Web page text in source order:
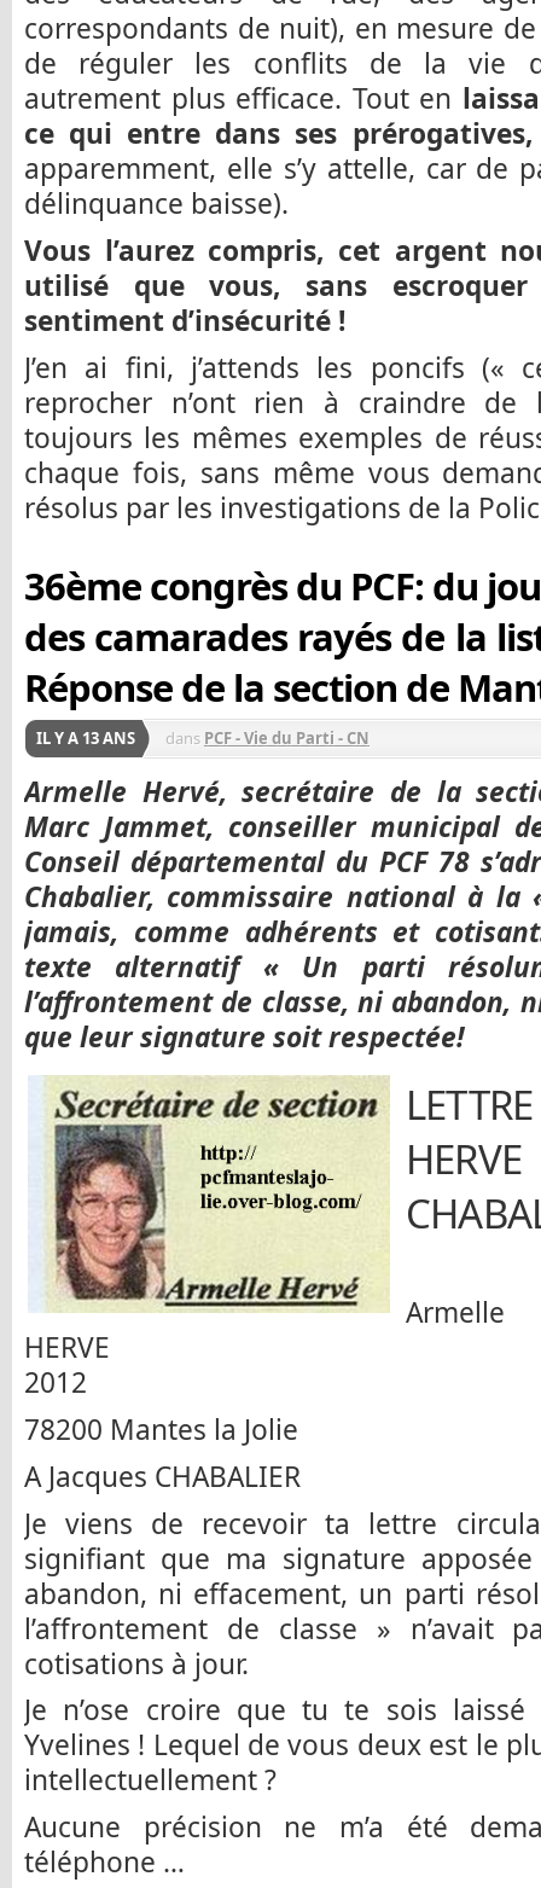
correspondants de nuit), en mesure
de réguler les conflits de la vie
autrement plus efficace. Tout en
ce qui entre dans ses
apparemment, elle s’y attelle, car de
délinquance baisse).
Vous l’aurez compris, cet argent
utilisé que vous, sans
sentiment d’insécurité !
J’en ai fini, j’attends les poncifs («
reprocher n’ont rien à craindre de
toujours les mêmes exemples de
chaque fois, sans même vous
résolus par les investigations de la
36ème congrès du PCF: du
des camarades rayés de la
Réponse de la section de
IL Y A 13 ANS dans PCF - Vie du Parti - CN
Armelle Hervé, secrétaire de la
Marc Jammet, conseiller municipal
Conseil départemental du PCF 78
Chabalier, commissaire national à la
jamais, comme adhérents et
texte alternatif « Un parti
l’affrontement de classe, ni abandon,
que leur signature soit respectée!
Armelle
HERVE Le 30
2012
78200 Mantes la Jolie
A Jacques CHABALIER
Je viens de recevoir ta lettre
signifiant que ma signature
abandon, ni effacement, un parti
l’affrontement de classe » n’avait
cotisations à jour.
Je n’ose croire que tu te sois
Yvelines ! Lequel de vous deux est le
intellectuellement ?
Aucune précision ne m’a été
téléphone …